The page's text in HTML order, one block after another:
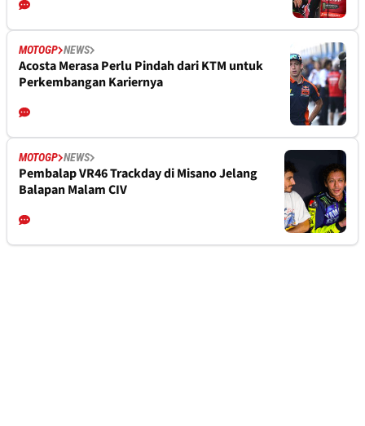
MOTOGP NEWS
Acosta Merasa Perlu Pindah dari KTM untuk
Perkembangan Kariernya
MOTOGP NEWS
Pembalap VR46 Trackday di Misano Jelang
Balapan Malam CIV